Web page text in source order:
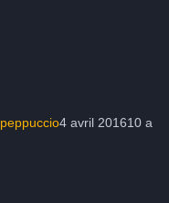
peppuccio4 avril 201610 a